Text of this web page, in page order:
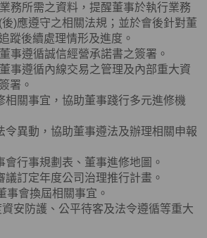
務所需之資料，提醒董事於執行業務
(後)應遵守之相關法規；並於會後針對董
蹤後續處理情形及進度。
事遵循誠信經營承諾書之簽署。
事遵循內線交易之管理及內部重大資
署。
相關事宜，協助董事踐行多元進修機
令異動，協助董事遵法及辦理相關申報
會行事規劃表、董事進修地圖。
議訂定年度公司治理推行計畫。
事會換屆相關事宜。
安防護、公平待客及法令遵循等重大